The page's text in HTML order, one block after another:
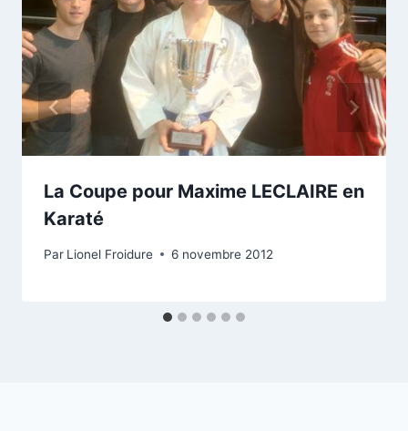
La Coupe pour Maxime LECLAIRE en
Karaté
Par Lionel Froidure 6 novembre 2012